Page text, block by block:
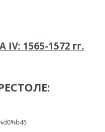
1565-1572 гг.